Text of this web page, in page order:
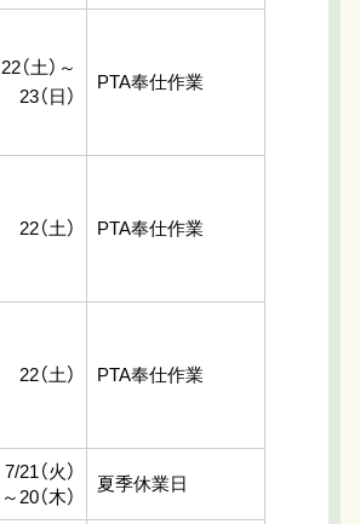
22（土）～
23（日）
PTA奉仕作業
22（土） PTA奉仕作業
22（土） PTA奉仕作業
7/21（火）
～20（木）
夏季休業日